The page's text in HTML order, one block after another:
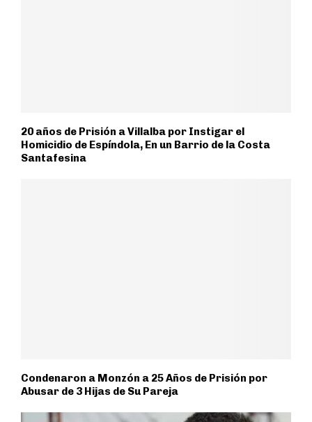
20 años de Prisión a Villalba por Instigar el
Homicidio de Espíndola, En un Barrio de la Costa
Santafesina
Condenaron a Monzón a 25 Años de Prisión por
Abusar de 3 Hijas de Su Pareja